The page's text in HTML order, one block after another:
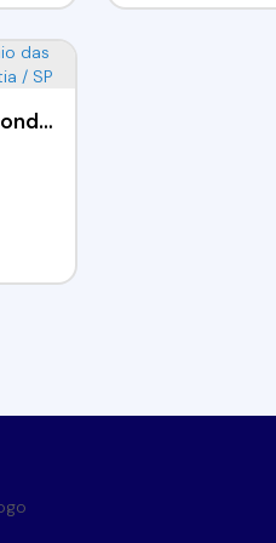
Apartamento com 2 Dormitórios - Condomínio das Gaivotas - Jardim da Glória - Granja Viana - Cotia / SP